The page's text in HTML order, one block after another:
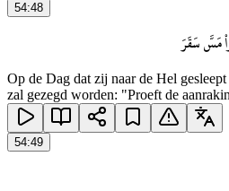
54:48
مَسَّ سَقَرَ
Op de Dag dat zij naar de Hel
zal gezegd worden: "Proeft de
54:49